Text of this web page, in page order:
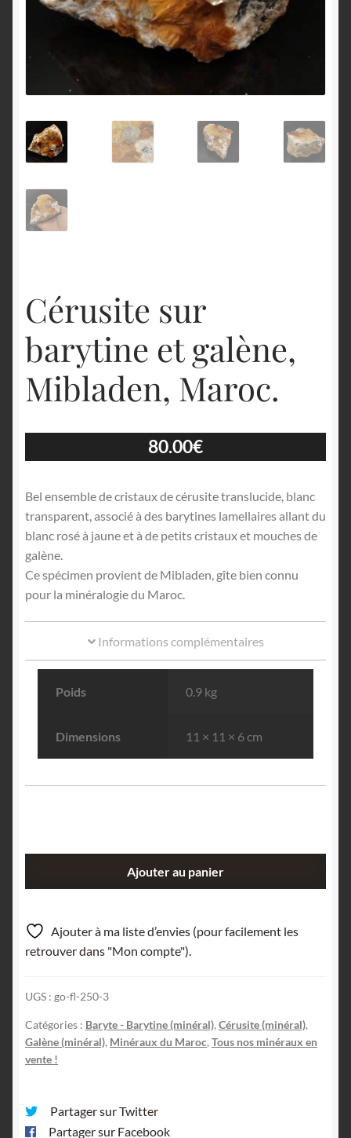
Cérusite sur
barytine et galène,
Mibladen, Maroc.
80.00€
Bel ensemble de cristaux de cérusite translucide, blanc
transparent, associé à des barytines lamellaires allant du
blanc rosé à jaune et à de petits cristaux et mouches de
galène.
Ce spécimen provient de Mibladen, gîte bien connu
pour la minéralogie du Maroc.
Informations complémentaires
Poids 0.9 kg
Dimensions 11 × 11 × 6 cm
sur
barytine
et
Mibladen,
Maroc.
Ajouter au panier
Ajouter à ma liste d’envies (pour facilement les
retrouver dans "Mon compte").
UGS : go-fl-250-3
Catégories : Baryte - Barytine (minéral),Cérusite (minéral),
Galène (minéral), Minéraux du Maroc,Tous nos minéraux en
vente !
Partager sur Twitter
Partager sur Facebook